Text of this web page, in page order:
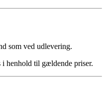
som ved udlevering.
henhold til gældende priser.